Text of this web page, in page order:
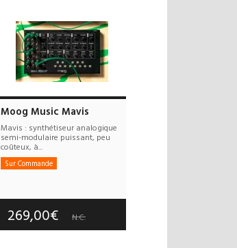
Moog Music Mavis
Mavis : synthétiseur analogique
semi-modulaire puissant, peu
coûteux, à...
Sur Commande
Garantie :3 an(s)
269,00€ N.C.